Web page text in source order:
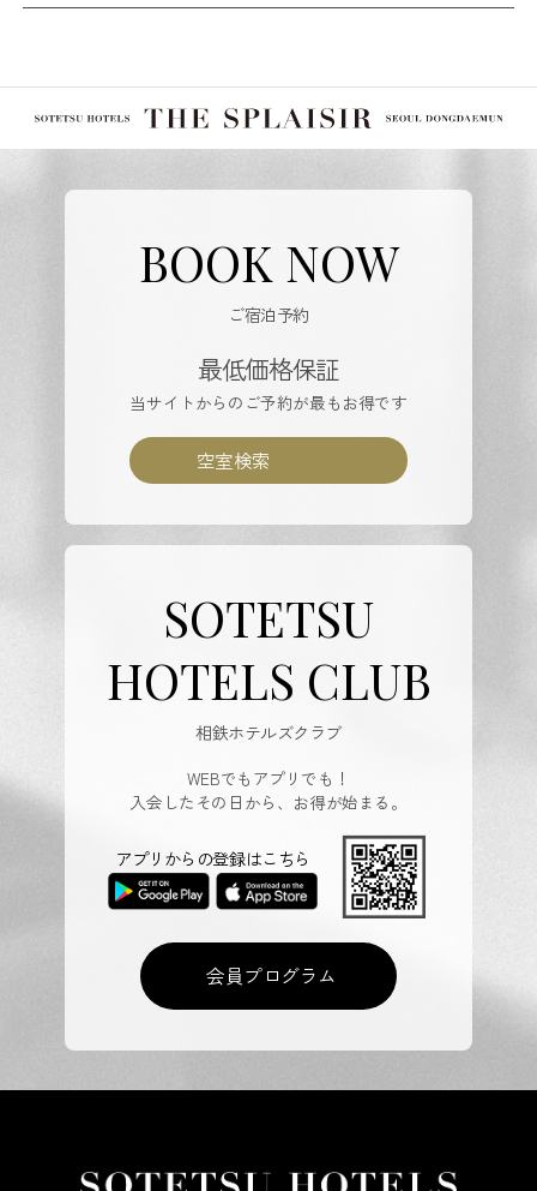
BOOK NOW
ご宿泊予約
最低価格保証
当サイトからのご予約が最もお得です
空室検索
SOTETSU
HOTELS CLUB
相鉄ホテルズクラブ
WEBでもアプリでも！
入会したその日から、お得が始まる。
会員プログラム
アプリからの登録はこちら